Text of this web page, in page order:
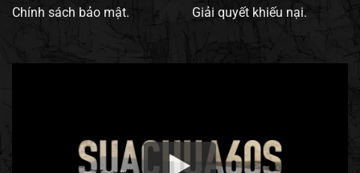
Chính sách bảo mật. Giải quyết khiếu nại.